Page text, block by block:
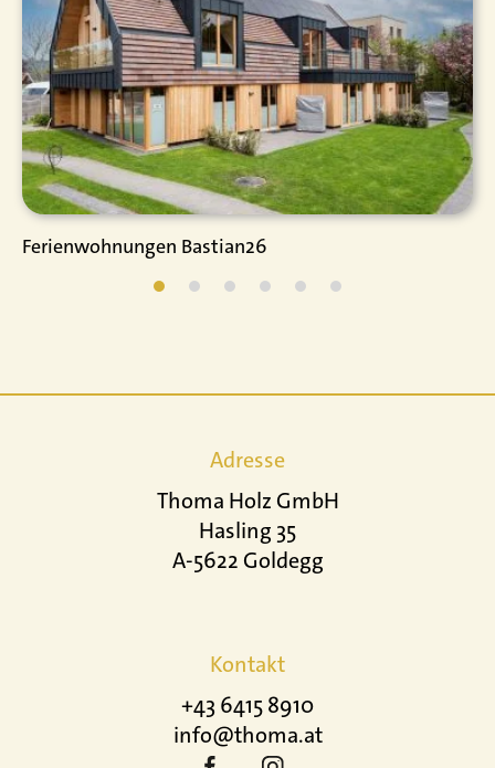
Ferienwohnungen Bastian26
Adresse
Thoma Holz GmbH
Hasling 35
A-5622 Goldegg
Kontakt
+43 6415 8910
info@thoma.at